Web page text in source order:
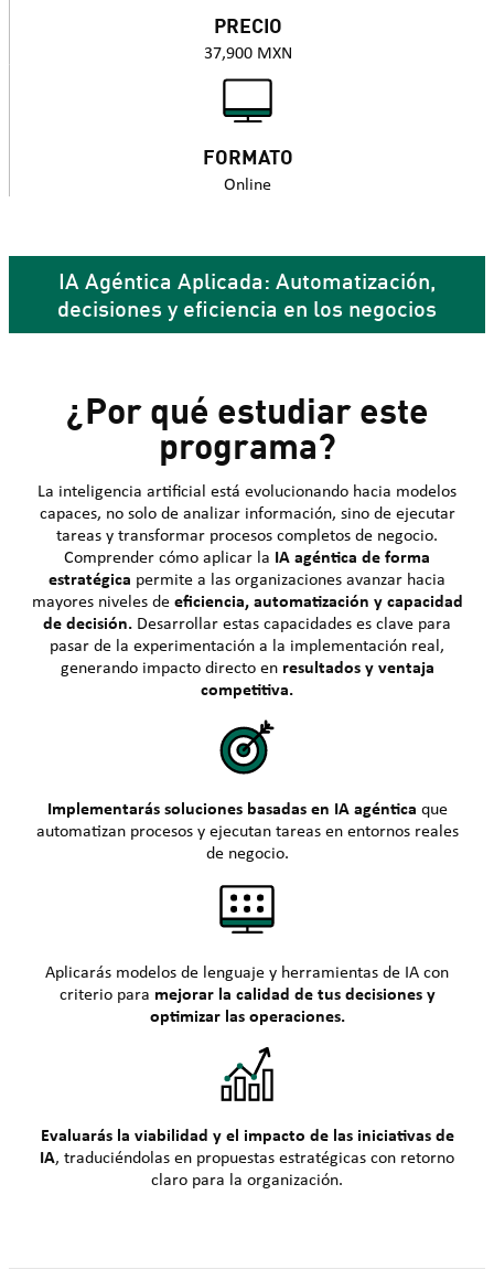
PRECIO
37,900 MXN
FORMATO
Online
IA Agéntica Aplicada: Automatización,
decisiones y eficiencia en los negocios
¿Por qué estudiar este
programa?
La inteligencia artificial está evolucionando hacia modelos
capaces, no solo de analizar información, sino de ejecutar
tareas y transformar procesos completos de negocio.
Comprender cómo aplicar la IA agéntica de forma
estratégica permite a las organizaciones avanzar hacia
mayores niveles de eficiencia, automatización y capacidad
de decisión. Desarrollar estas capacidades es clave para
pasar de la experimentación a la implementación real,
generando impacto directo en resultados y ventaja
competitiva.
Implementarás soluciones basadas en IA agéntica que
automatizan procesos y ejecutan tareas en entornos reales
de negocio.
Aplicarás modelos de lenguaje y herramientas de IA con
criterio para mejorar la calidad de tus decisiones y
optimizar las operaciones.
Evaluarás la viabilidad y el impacto de las iniciativas de
IA, traduciéndolas en propuestas estratégicas con retorno
claro para la organización.